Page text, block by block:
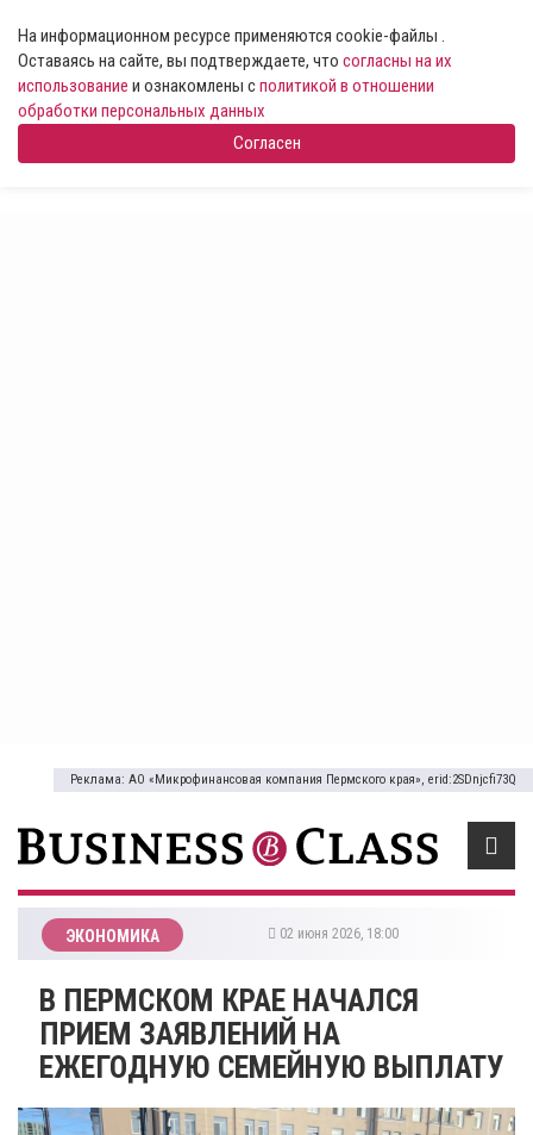
На информационном ресурсе применяются cookie-файлы .
Оставаясь на сайте, вы подтверждаете, что согласны на их
использование и ознакомлены сполитикой в отношении
обработки персональных данных
Согласен
Реклама: АО «Микрофинансовая компания Пермского края», erid:2SDnjcfi73Q
ЭКОНОМИКА 02 июня 2026, 18:00
В ПЕРМСКОМ КРАЕ НАЧАЛСЯ
ПРИЕМ ЗАЯВЛЕНИЙ НА
ЕЖЕГОДНУЮ СЕМЕЙНУЮ ВЫПЛАТУ